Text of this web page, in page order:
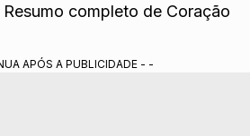
Resumo completo de Coração
APÓS A PUBLICIDADE - -